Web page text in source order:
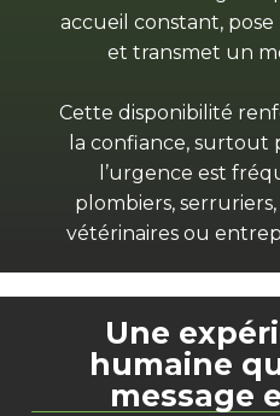
accueil constant,
et transmet un
Cette disponibilité
la confiance, surtout
l’urgence est
plombiers,
vétérinaires ou
Une
humaine
message